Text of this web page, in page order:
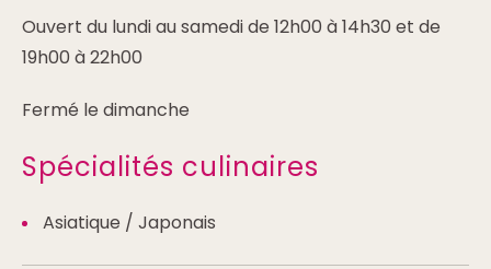
Ouvert du lundi au samedi de 12h00 à 14h30 et de
19h00 à 22h00
Fermé le dimanche
Spécialités culinaires
Asiatique / Japonais